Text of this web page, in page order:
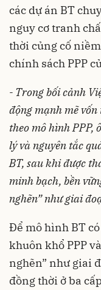
các dự án BT
nguy cơ tranh
thời củng cố
chính sách PPP
- Trong bối cảnh
động mạnh mẽ
theo mô hình PPP,
lý và nguyên tắc
BT, sau khi được
minh bạch, bền
nghẽn” như giai
Để mô hình BT
khuôn khổ PPP
nghẽn” như giai
đồng thời ở ba